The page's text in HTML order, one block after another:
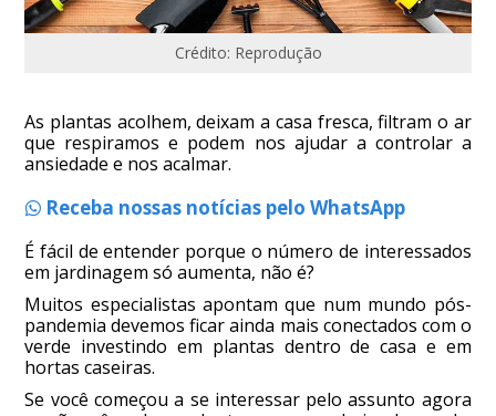
Crédito: Reprodução
As plantas acolhem, deixam a casa fresca, filtram o ar
que respiramos e podem nos ajudar a controlar a
ansiedade e nos acalmar.
Receba nossas notícias pelo WhatsApp
É fácil de entender porque o número de interessados
em jardinagem só aumenta, não é?
Muitos especialistas apontam que num mundo pós-
pandemia devemos ficar ainda mais conectados com o
verde investindo em plantas dentro de casa e em
hortas caseiras.
Se você começou a se interessar pelo assunto agora